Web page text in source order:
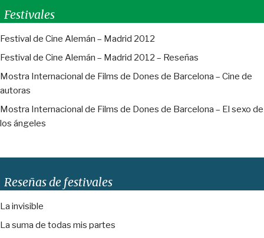
Festivales
Festival de Cine Alemán – Madrid 2012
Festival de Cine Alemán – Madrid 2012 – Reseñas
Mostra Internacional de Films de Dones de Barcelona – Cine de
autoras
Mostra Internacional de Films de Dones de Barcelona – El sexo de
los ángeles
Reseñas de festivales
La invisible
La suma de todas mis partes